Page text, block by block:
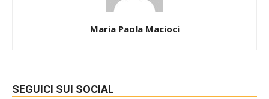
Maria Paola Macioci
SEGUICI SUI SOCIAL